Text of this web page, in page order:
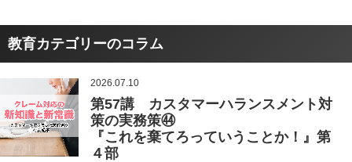
教育カテゴリーのコラム
2026.07.10
第57講 カスタマーハランスメント対
策の実務策㊹
『これを棄てろっていうことか！』第
４部